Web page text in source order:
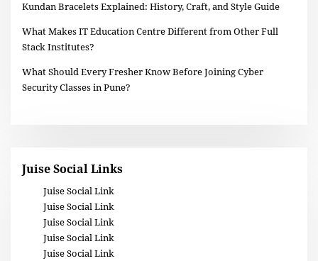
Kundan Bracelets Explained: History, Craft, and Style Guide
What Makes IT Education Centre Different from Other Full
Stack Institutes?
What Should Every Fresher Know Before Joining Cyber
Security Classes in Pune?
Juise Social Links
Juise Social Link
Juise Social Link
Juise Social Link
Juise Social Link
Juise Social Link